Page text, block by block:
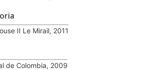
II Le Mirail, 2011
de Colombia, 2009